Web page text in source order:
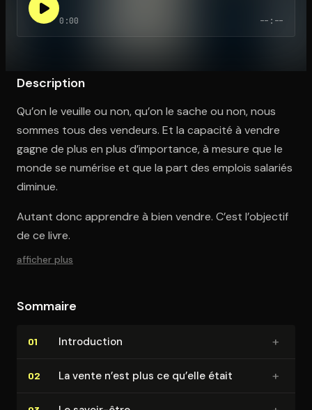
Ouvre l'app Appareil photo, pointe sur le code. C'est gratuit à
0:00 --:--
Description
Qu’on le veuille ou non, qu’on le sache ou non, nous
sommes tous des vendeurs. Et la capacité à vendre
gagne de plus en plus d’importance, à mesure que le
monde se numérise et que la part des emplois salariés
diminue.
Autant donc apprendre à bien vendre. C’est l’objectif
de ce livre.
afficher plus
Sommaire
01 In­tro­duc­tion +
02 La vente n’est plus ce qu’elle était +